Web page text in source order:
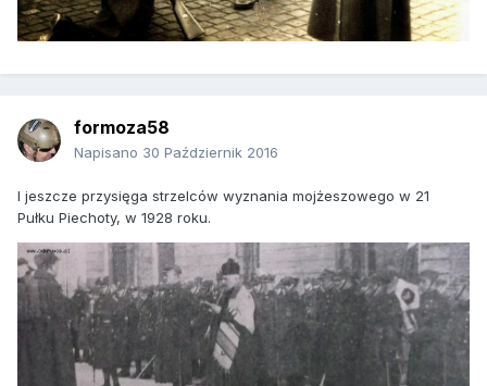
formoza58
Napisano 30 Październik 2016
I jeszcze przysięga strzelców wyznania mojżeszowego w 21
Pułku Piechoty, w 1928 roku.